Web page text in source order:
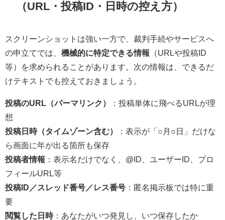
（URL・投稿ID・日時の控え方）
スクリーンショットは強い一方で、裁判手続やサービスへ
の申立てでは、 機械的に特定できる情報 （URLや投稿ID
等）を求められることがあります。次の情報は、できるだ
けテキストでも控えておきましょう。
投稿のURL（パーマリンク）
：投稿単体に飛べるURLが理
想
投稿日時（タイムゾーン含む）
：表示が「○月○日」だけな
ら画面に年が出る箇所も保存
投稿者情報 ：表示名だけでなく、@ID、ユーザーID、プロ
フィールURL等
投稿ID／スレッド番号／レス番号 ：匿名掲示板では特に重
要
閲覧した日時：あなたがいつ発見し、いつ保存したか